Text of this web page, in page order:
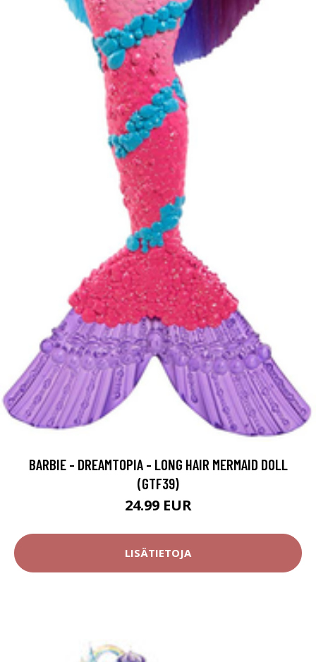
BARBIE - DREAMTOPIA - LONG HAIR MERMAID DOLL
(GTF39)
24.99 EUR
LISÄTIETOJA